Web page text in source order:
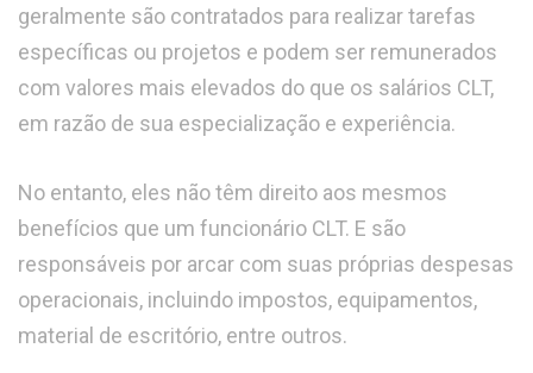
geralmente são contratados para realizar tarefas
específicas ou projetos e podem ser remunerados
com valores mais elevados do que os salários CLT,
em razão de sua especialização e experiência.
No entanto, eles não têm direito aos mesmos
benefícios que um funcionário CLT. E são
responsáveis por arcar com suas próprias despesas
operacionais, incluindo impostos, equipamentos,
material de escritório, entre outros.